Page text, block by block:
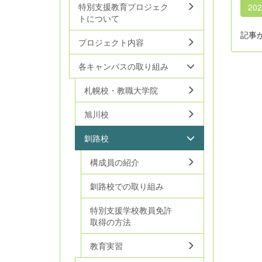
記事
特別支援教育プロジェク
トについて
プロジェクト内容
各キャンパスの取り組み
札幌校・教職大学院
旭川校
釧路校
構成員の紹介
釧路校での取り組み
特別支援学校教員免許
取得の方法
教育実習